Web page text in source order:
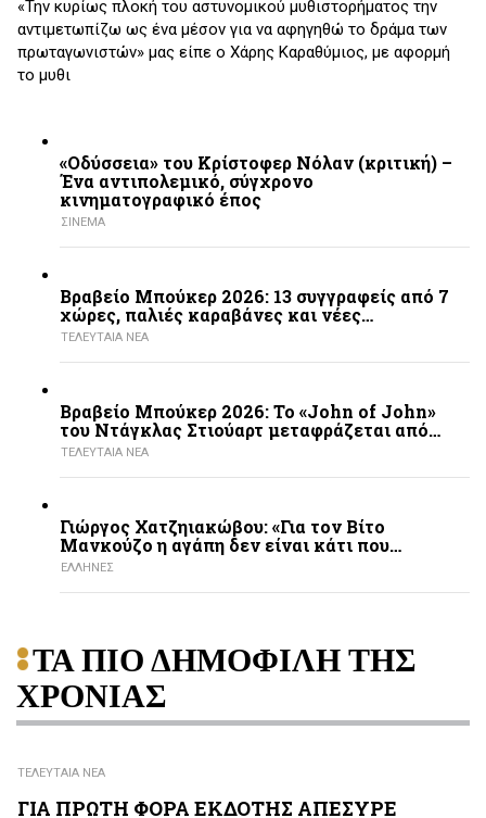
«Την κυρίως πλοκή του αστυνομικού μυθιστορήματος την
αντιμετωπίζω ως ένα μέσον για να αφηγηθώ το δράμα των
πρωταγωνιστών» μας είπε ο Χάρης Καραθύμιος, με αφορμή
το μυθι
«Οδύσσεια» του Κρίστοφερ Νόλαν (κριτική) –
Ένα αντιπολεμικό, σύγχρονο
κινηματογραφικό έπος
ΣΙΝΕΜΑ
Βραβείο Μπούκερ 2026: 13 συγγραφείς από 7
χώρες, παλιές καραβάνες και νέες…
ΤΕΛΕΥΤΑΙΑ ΝΕΑ
Βραβείο Μπούκερ 2026: Το «John of John»
του Ντάγκλας Στιούαρτ μεταφράζεται από…
ΤΕΛΕΥΤΑΙΑ ΝΕΑ
Γιώργος Χατζηιακώβου: «Για τον Βίτο
Μανκούζο η αγάπη δεν είναι κάτι που…
ΕΛΛΗΝΕΣ
ΤΑ ΠΙΟ ΔΗΜΟΦΙΛΗ ΤΗΣ
ΧΡΟΝΙΑΣ
ΤΕΛΕΥΤΑΙΑ ΝΕΑ
ΓΙΑ ΠΡΩΤΗ ΦΟΡΑ ΕΚΔΟΤΗΣ ΑΠΕΣΥΡΕ